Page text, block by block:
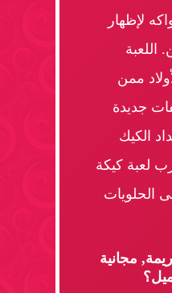
لإظهار
اللعبة
ممن
جديدة
الكيك
لعبة كيكة
الحلويات
مجانية